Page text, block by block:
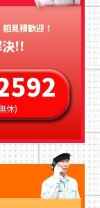
見積歓迎！
決!!
休)